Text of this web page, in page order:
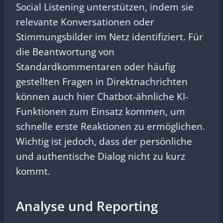
Social Listening unterstützen, indem sie
relevante Konversationen oder
Stimmungsbilder im Netz identifiziert. Für
die Beantwortung von
Standardkommentaren oder häufig
gestellten Fragen in Direktnachrichten
können auch hier Chatbot-ähnliche KI-
Funktionen zum Einsatz kommen, um
schnelle erste Reaktionen zu ermöglichen.
Wichtig ist jedoch, dass der persönliche
und authentische Dialog nicht zu kurz
kommt.
Analyse und Reporting